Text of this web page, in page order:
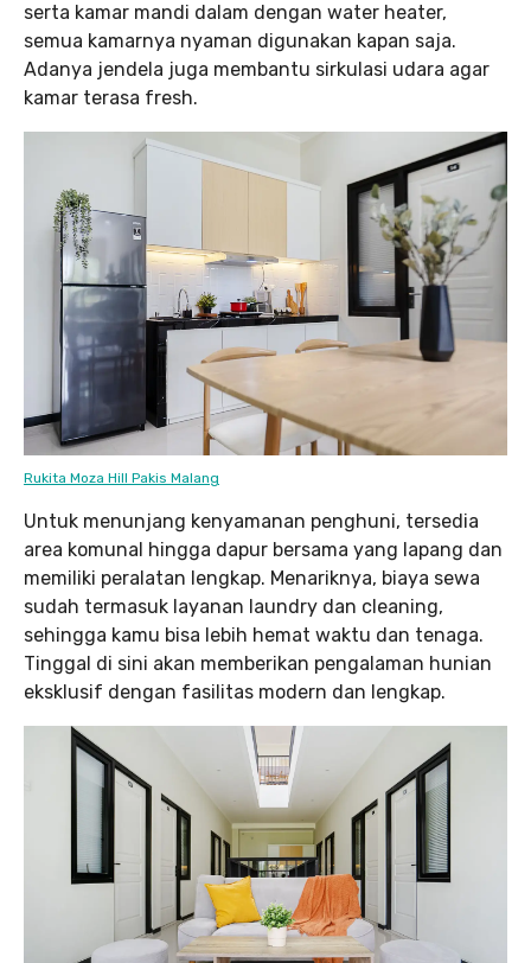
serta kamar mandi dalam dengan water heater,
semua kamarnya nyaman digunakan kapan saja.
Adanya jendela juga membantu sirkulasi udara agar
kamar terasa fresh.
Rukita Moza Hill Pakis Malang
Untuk menunjang kenyamanan penghuni, tersedia
area komunal hingga dapur bersama yang lapang dan
memiliki peralatan lengkap. Menariknya, biaya sewa
sudah termasuk layanan laundry dan cleaning,
sehingga kamu bisa lebih hemat waktu dan tenaga.
Tinggal di sini akan memberikan pengalaman hunian
eksklusif dengan fasilitas modern dan lengkap.